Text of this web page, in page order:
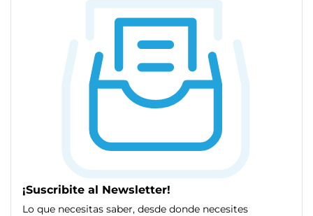
¡Suscribite al Newsletter!
Lo que necesitas saber, desde donde necesites